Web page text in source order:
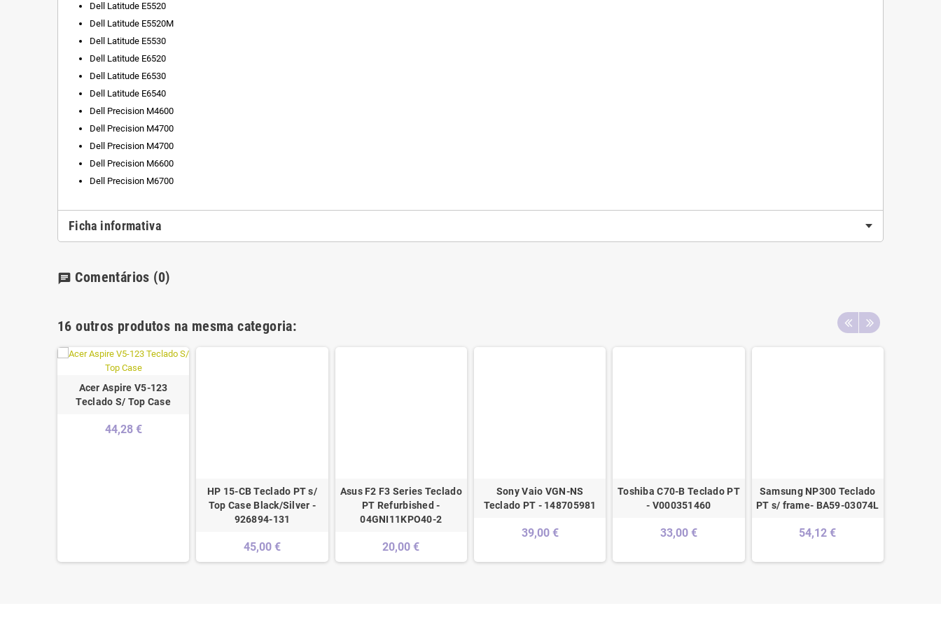
Dell Latitude E5520
Dell Latitude E5520M
Dell Latitude E5530
Dell Latitude E6520
Dell Latitude E6530
Dell Latitude E6540
Dell Precision M4600
Dell Precision M4700
Dell Precision M4700
Dell Precision M6600
Dell Precision M6700
Ficha informativa
chat Comentários (0)
16 outros produtos na mesma categoria:
Acer Aspire V5-123
Teclado S/ Top Case
44,28 €
HP 15-CB Teclado PT s/
Top Case Black/Silver -
926894-131
45,00 €
Asus F2 F3 Series Teclado
PT Refurbished -
04GNI11KPO40-2
20,00 €
Sony Vaio VGN-NS
Teclado PT - 148705981
39,00 €
Toshiba C70-B Teclado PT
- V000351460
33,00 €
Samsung NP300 Teclado
PT s/ frame- BA59-03074L
54,12 €